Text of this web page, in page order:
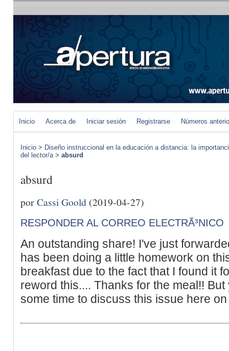
Inicio Acerca de Iniciar sesión Registrarse Números
Inicio > Diseño instruccional en la educación a distancia: la
del lector/a> absurd
absurd
porCassi Goold (2019-04-27)
RESPONDER AL CORREO ELECTRÃ³NICO
An outstanding share! I've just
has been doing a little homework on
breakfast due to the fact that I found it
reword this.... Thanks for the meal!!
some time to discuss this issue here